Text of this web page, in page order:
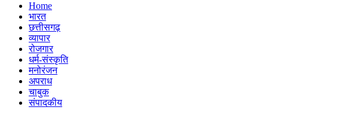
Home
भारत
छत्तीसगढ़
व्यापार
रोजगार
धर्म-संस्कृति
मनोरंजन
अपराध
चाबुक
संपादकीय